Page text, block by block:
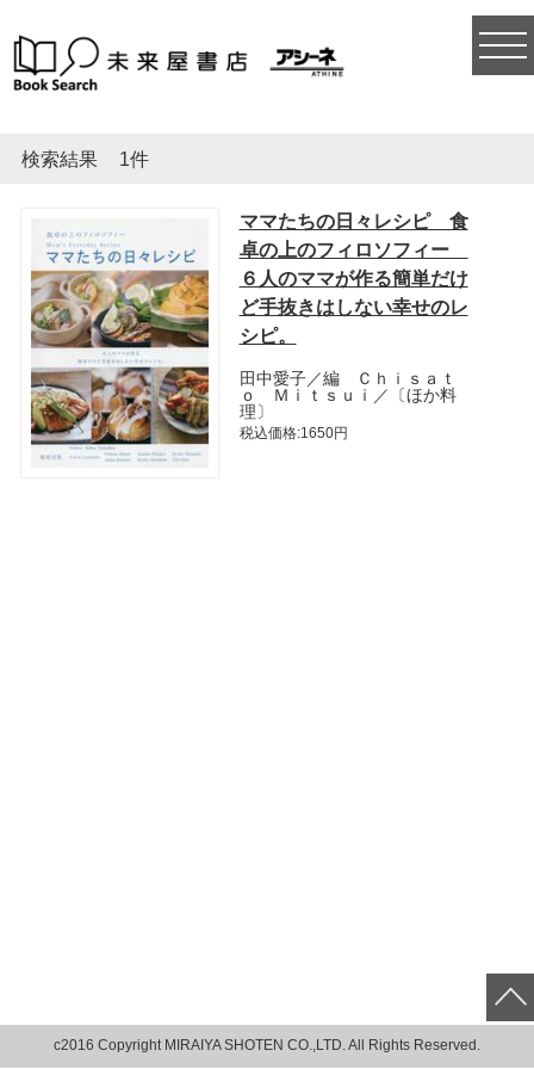
検索結果 1件
ママたちの日々レシピ 食
卓の上のフィロソフィー
６人のママが作る簡単だけ
ど手抜きはしない幸せのレ
シピ。
田中愛子／編 Ｃｈｉｓａｔ
ｏ Ｍｉｔｓｕｉ／〔ほか料
理〕
税込価格:1650円
c2016 Copyright MIRAIYA SHOTEN CO.,LTD. All Rights Reserved.